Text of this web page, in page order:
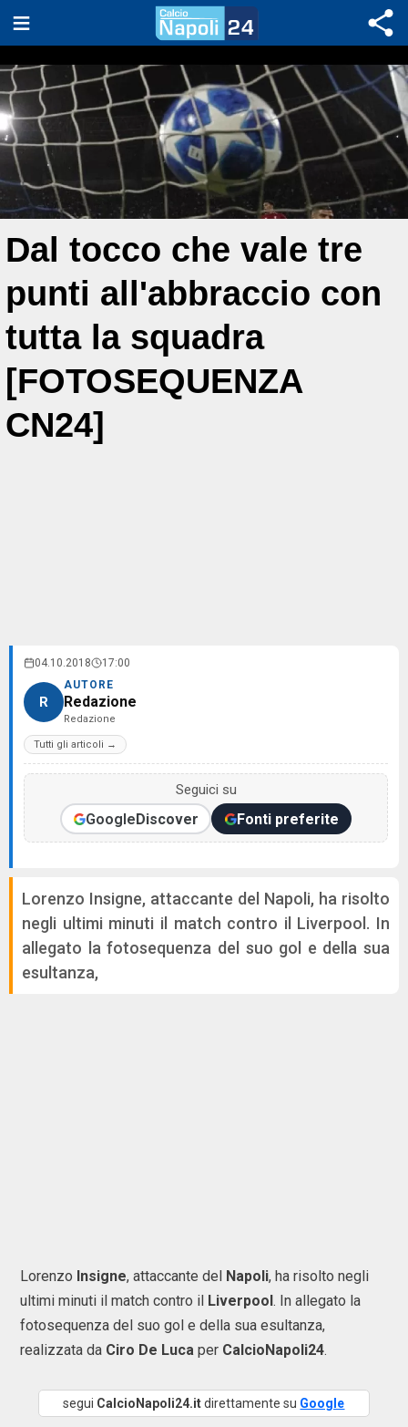
Dal tocco che vale tre
punti all'abbraccio con
tutta la squadra
[FOTOSEQUENZA
CN24]
04.10.2018 17:00
R
AUTORE
Redazione
Redazione
Tutti gli articoli →
Seguici su
GoogleDiscover Fonti preferite
Lorenzo Insigne, attaccante del Napoli, ha risolto
negli ultimi minuti il match contro il Liverpool. In
allegato la fotosequenza del suo gol e della sua
esultanza,
Lorenzo Insigne, attaccante del Napoli, ha risolto negli
ultimi minuti il match contro il Liverpool. In allegato la
fotosequenza del suo gol e della sua esultanza,
realizzata da Ciro De Luca per CalcioNapoli24.
segui CalcioNapoli24.itdirettamente su Google